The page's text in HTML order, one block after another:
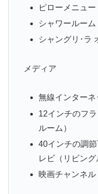
ピローメニュー
シャワールーム
シャングリ･ラ
メディア
無線インターネ
12インチのフ
ルーム）
40インチの調
レビ（リビング
映画チャンネル